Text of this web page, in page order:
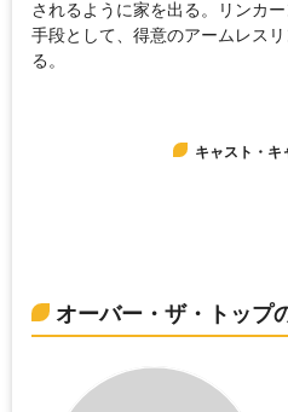
されるように家を出る。リンカ
手段として、得意のアームレス
る。
キャスト・キ
オーバー・ザ・トップ